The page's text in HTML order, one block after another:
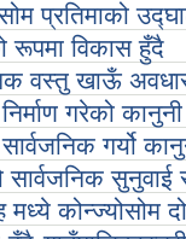
प्रतिमाको
रूपमा विकास हुँदै
वस्तु खाऊँ
गरेको
गर्यो
सार्वजनिक सुनुवाई
कोन्ज्योसोम